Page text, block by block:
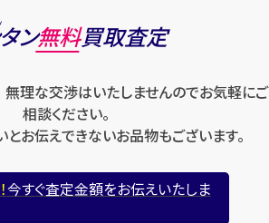
ン無料買取査定
理な交渉はいたしませんのでお気軽にご
相談ください。
お伝えできないお品物もございます。
今すぐ査定金額をお伝えいたしま